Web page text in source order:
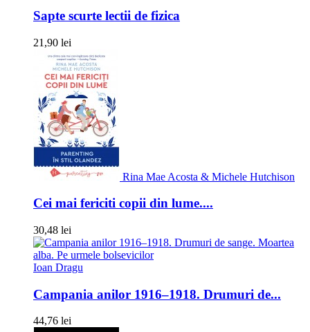
Sapte scurte lectii de fizica
21,90 lei
Rina Mae Acosta & Michele Hutchison
Cei mai fericiti copii din lume....
30,48 lei
Ioan Dragu
Campania anilor 1916–1918. Drumuri de...
44,76 lei